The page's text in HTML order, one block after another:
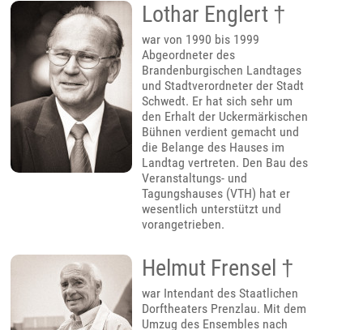
Lothar Englert †
war von 1990 bis 1999
Abgeordneter des
Brandenburgischen Landtages
und Stadtverordneter der Stadt
Schwedt. Er hat sich sehr um
den Erhalt der Uckermärkischen
Bühnen verdient gemacht und
die Belange des Hauses im
Landtag vertreten. Den Bau des
Veranstaltungs- und
Tagungshauses (VTH) hat er
wesentlich unterstützt und
vorangetrieben.
Helmut Frensel †
war Intendant des Staatlichen
Dorftheaters Prenzlau. Mit dem
Umzug des Ensembles nach